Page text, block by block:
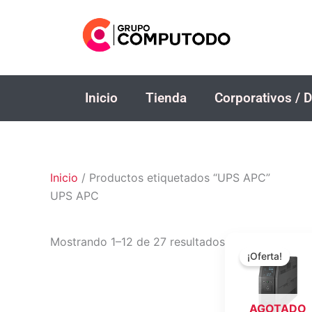
Inicio Tienda Corporativos /
Inicio / Productos etiquetados “UPS APC”
UPS APC
Mostrando 1–12 de 27 resultados
AGOTADO
¡Oferta!
precio
original
$300.00.
precio
actual
es: